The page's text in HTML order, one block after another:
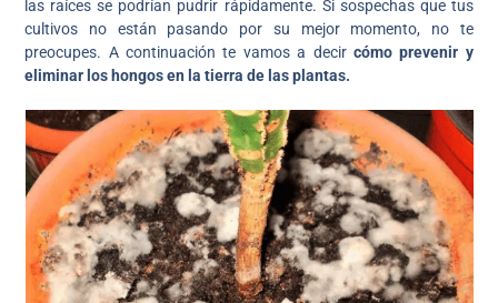
las raíces se podrían pudrir rápidamente. Si sospechas que tus
cultivos no están pasando por su mejor momento, no te
preocupes. A continuación te vamos a decir cómo prevenir y
eliminar los hongos en la tierra de las plantas.